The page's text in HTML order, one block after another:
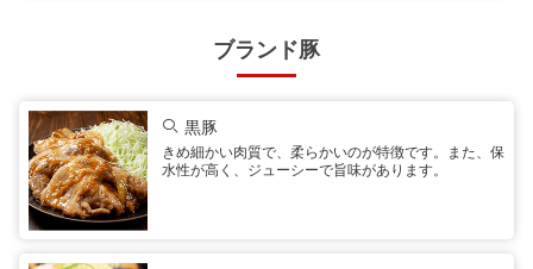
ブランド豚
黒豚
きめ細かい肉質で、柔らかいのが特徴です。また、保
水性が高く、ジューシーで旨味があります。